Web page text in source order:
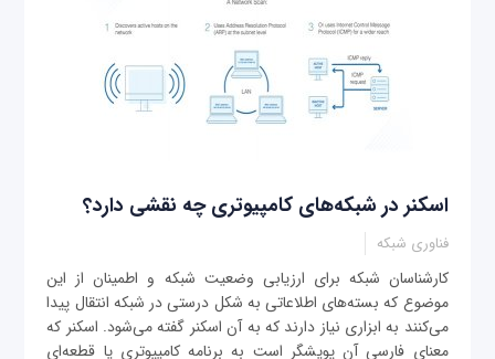
اسکنر در شبکه‌های کامپیوتری چه نقشی دارد؟
فناوری شبکه
کارشناسان شبکه برای ارزیابی وضعیت شبکه و اطمینان از این
موضوع که بسته‌های اطلاعاتی به شکل درستی در شبکه انتقال پیدا
می‌کنند به ابزاری نیاز دارند که به آن اسکنر گفته می‌شود. اسکنر که
معنای فارسی آن پویشگر است به برنامه‌ کامیپوتری یا قطعه‌ای